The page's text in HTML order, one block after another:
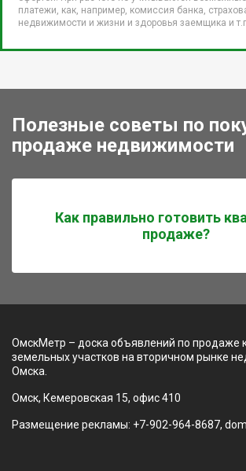
платежи, как, например, комиссия банка,
недвижимости и жизни и здоровья заемщика и
Полезные советы по
продаже недвижимости
Как правильно готовить
продаже?
ОмскМетр – доска объявлений по продаже
земельных участков на вторичном рынке
Омска.
Омск, Кемеровская 15, офис 410
Размещение рекламы: +7-902-964-8687,